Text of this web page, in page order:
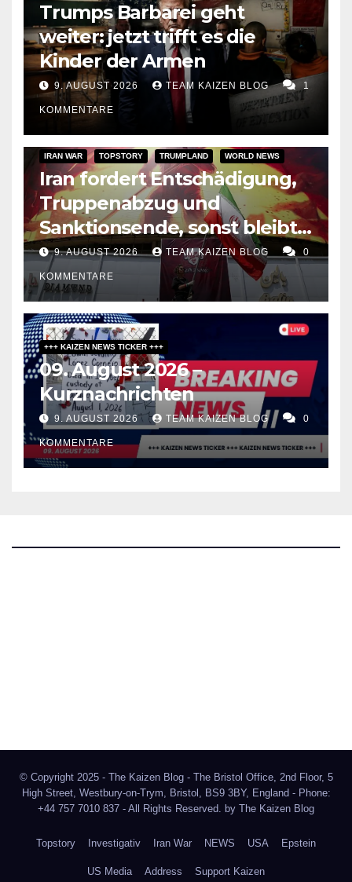
Trumps Barbarei geht
weiter: jetzt trifft es die
Kinder der Armen
9. AUGUST 2026 TEAM KAIZEN BLOG 1
KOMMENTARE
IRAN WAR TOPSTORY TRUMPLAND WORLD NEWS
Iran fordert Entschädigung,
Truppenabzug und
Sanktionsende, sonst bleibt
Hormus zu
9. AUGUST 2026 TEAM KAIZEN BLOG 0
KOMMENTARE
+++ KAIZEN NEWS TICKER +++
09. August 2026 –
Kurznachrichten
9. AUGUST 2026 TEAM KAIZEN BLOG 0
KOMMENTARE
© Copyright 2025 - The Kaizen Blog - The Bristol Office, 2nd Floor, 5
High Street, Westbury-on-Trym, Bristol, BS9 3BY, England - Phone:
+44 757 7010 837 - All Rights Reserved. by The Kaizen Blog
Topstory Investigativ Iran War NEWS USA Epstein
US Media Address
Support Kaizen